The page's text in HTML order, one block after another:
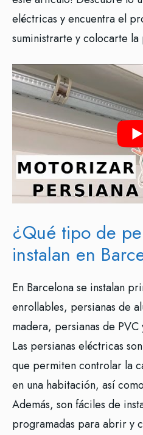
eléctricas y encuentra el
suministrarte y colocarte la
¿Qué tipo de
instalan en
En Barcelona se instalan
enrollables, persianas de
madera, persianas de
Las persianas eléctricas
que permiten controlar la
en una habitación, así
Además, son fáciles de
programadas para abrir y